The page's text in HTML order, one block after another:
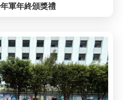
軍年終頒獎禮